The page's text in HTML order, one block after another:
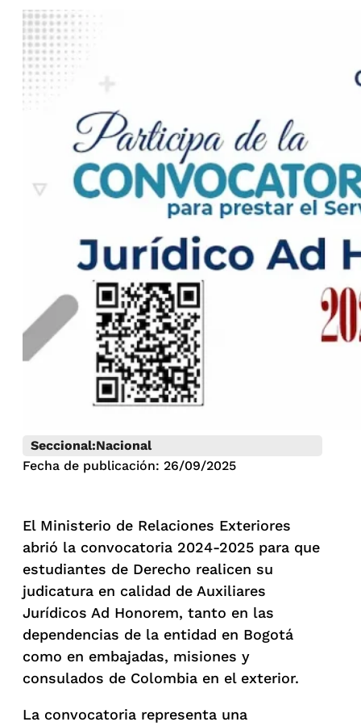
Seccional:Nacional
Fecha de publicación: 26/09/2025
El Ministerio de Relaciones Exteriores
abrió la convocatoria 2024-2025 para que
estudiantes de Derecho realicen su
judicatura en calidad de Auxiliares
Jurídicos Ad Honorem, tanto en las
dependencias de la entidad en Bogotá
como en embajadas, misiones y
consulados de Colombia en el exterior.
La convocatoria representa una